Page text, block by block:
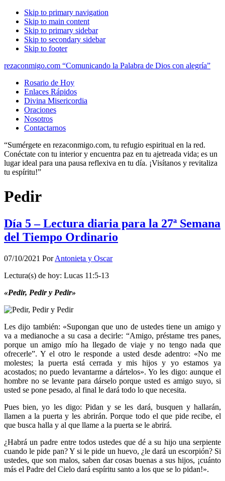
Skip to primary navigation
Skip to main content
Skip to primary sidebar
Skip to secondary sidebar
Skip to footer
rezaconmigo.com “Comunicando la Palabra de Dios con alegría”
Rosario de Hoy
Enlaces Rápidos
Divina Misericordia
Oraciones
Nosotros
Contactarnos
“Sumérgete en rezaconmigo.com, tu refugio espiritual en la red.
Conéctate con tu interior y encuentra paz en tu ajetreada vida; es un
lugar ideal para una pausa reflexiva en tu día. ¡Visítanos y revitaliza
tu espíritu!”
Pedir
Día 5 – Lectura diaria para la 27ª Semana
del Tiempo Ordinario
07/10/2021 PorAntonieta y Oscar
Lectura(s) de hoy: Lucas 11:5-13
«Pedir, Pedir y Pedir»
Les dijo también: «Supongan que uno de ustedes tiene un amigo y
va a medianoche a su casa a decirle: “Amigo, préstame tres panes,
porque un amigo mío ha llegado de viaje y no tengo nada que
ofrecerle”. Y el otro le responde a usted desde adentro: «No me
molestes; la puerta está cerrada y mis hijos y yo estamos ya
acostados; no puedo levantarme a dártelos». Yo les digo: aunque el
hombre no se levante para dárselo porque usted es amigo suyo, si
usted se pone pesado, al final le dará todo lo que necesita.
Pues bien, yo les digo: Pidan y se les dará, busquen y hallarán,
llamen a la puerta y les abrirán. Porque todo el que pide recibe, el
que busca halla y al que llame a la puerta se le abrirá.
¿Habrá un padre entre todos ustedes que dé a su hijo una serpiente
cuando le pide pan? Y si le pide un huevo, ¿le dará un escorpión? Si
ustedes, que son malos, saben dar cosas buenas a sus hijos, ¡cuánto
más el Padre del Cielo dará espíritu santo a los que se lo pidan!».